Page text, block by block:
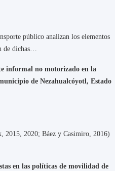
público analizan los elementos
de dichas…
informal no motorizado en la
de Nezahualcóyotl, Estado
2015, 2020; Báez y Casimiro, 2016)
en las políticas de movilidad de